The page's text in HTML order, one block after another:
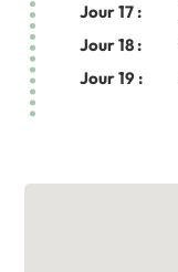
Jour 17 :
Jour 18 :
Jour 19 :